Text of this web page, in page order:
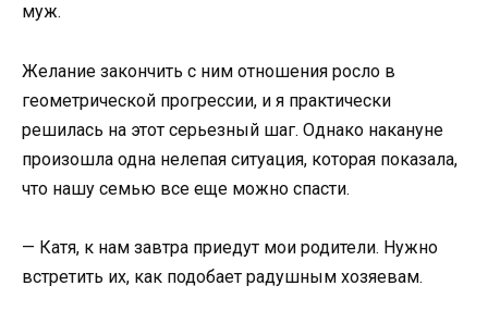
муж.
Желание закончить с ним отношения росло в
геометрической прогрессии, и я практически
решилась на этот серьезный шаг. Однако накануне
произошла одна нелепая ситуация, которая показала,
что нашу семью все еще можно спасти.
— Катя, к нам завтра приедут мои родители. Нужно
встретить их, как подобает радушным хозяевам.